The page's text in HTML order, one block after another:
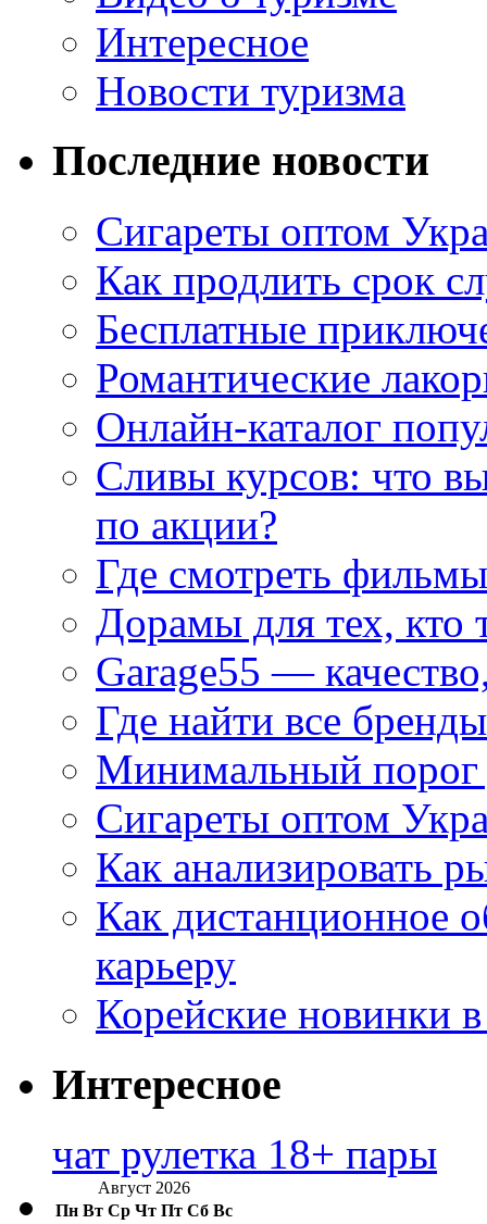
Интересное
Новости туризма
Последние новости
Сигареты оптом
Как продлить срок
Бесплатные
Романтические
Онлайн-каталог
Сливы курсов: что
по акции?
Где смотреть
Дорамы для тех, кто
Garage55 —
Где найти все
Минимальный порог
Сигареты оптом
Как анализировать
Как дистанционное
карьеру
Корейские новинки
Интересное
чат рулетка 18+ пары
Август 2026
Пн Вт Ср Чт Пт Сб Вс